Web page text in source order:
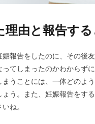
由と報告す
報告をしたのに、その後
てしまったのかわからず
うことには、一体どのよ
う。また、妊娠報告をす
ね。